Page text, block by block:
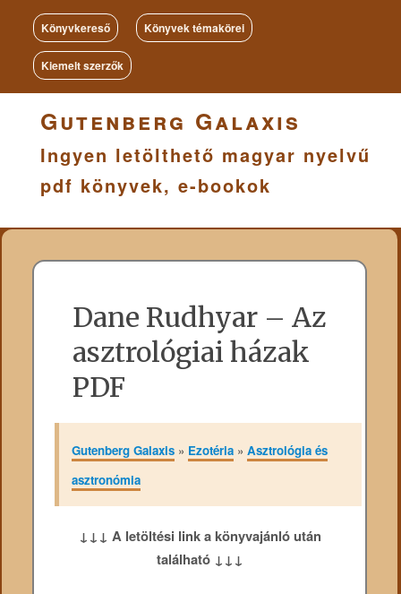
Könyvkereső Könyvek témakörei
Kiemelt szerzők
Gutenberg Galaxis
Ingyen letölthető magyar nyelvű
pdf könyvek, e-bookok
Dane Rudhyar – Az
asztrológiai házak
PDF
Gutenberg Galaxis» Ezotéria» Asztrológia és
asztronómia
↓↓↓ A letöltési link a könyvajánló után
található ↓↓↓